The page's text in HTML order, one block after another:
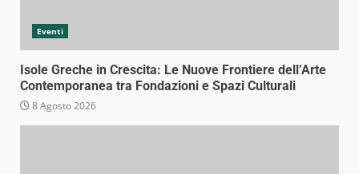
Eventi
Isole Greche in Crescita: Le Nuove Frontiere dell’Arte
Contemporanea tra Fondazioni e Spazi Culturali
8 Agosto 2026